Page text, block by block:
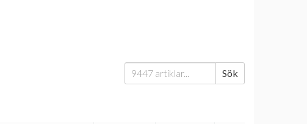
Sök
efter:
Sök